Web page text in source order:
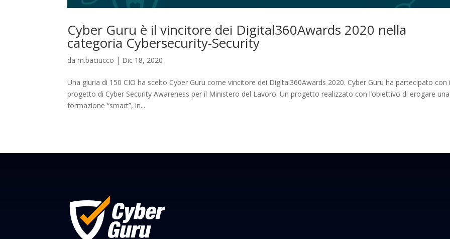
Cyber Guru è il vincitore dei Digital360Awards 2020 nella
categoria Cybersecurity-Security
dam.baciucco | Dic 18, 2020
Una giuria di 150 CIO ha scelto Cyber Guru come vincitore dei Digital360Awards 2020. Cyber Guru ha partecipato con
progetto di Cyber Security Awareness per il Ministero del Lavoro. Un progetto realizzato con l’obiettivo di erogare una
formazione “smart”, in...